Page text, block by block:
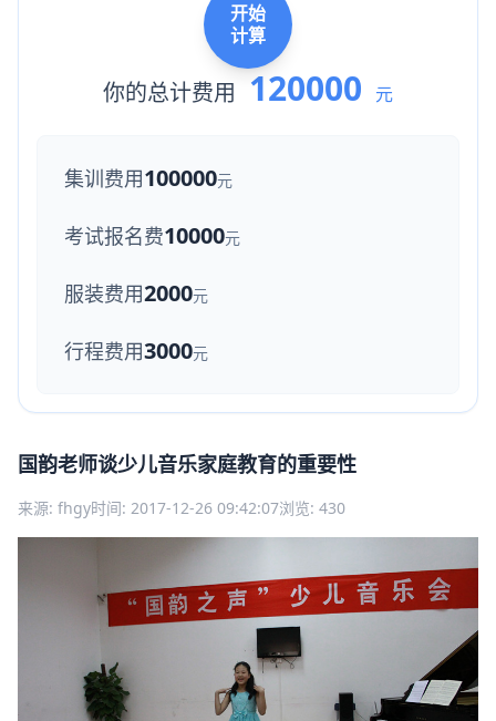
开始
计算
你的总计费用 120000 元
集训费用100000元
考试报名费10000元
服装费用2000元
行程费用3000元
国韵老师谈少儿音乐家庭教育的重要性
来源: fhgy时间: 2017-12-26 09:42:07浏览: 430